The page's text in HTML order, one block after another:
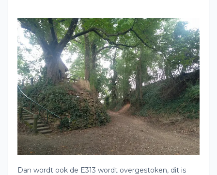
Dan wordt ook de E313 wordt overgestoken, dit is